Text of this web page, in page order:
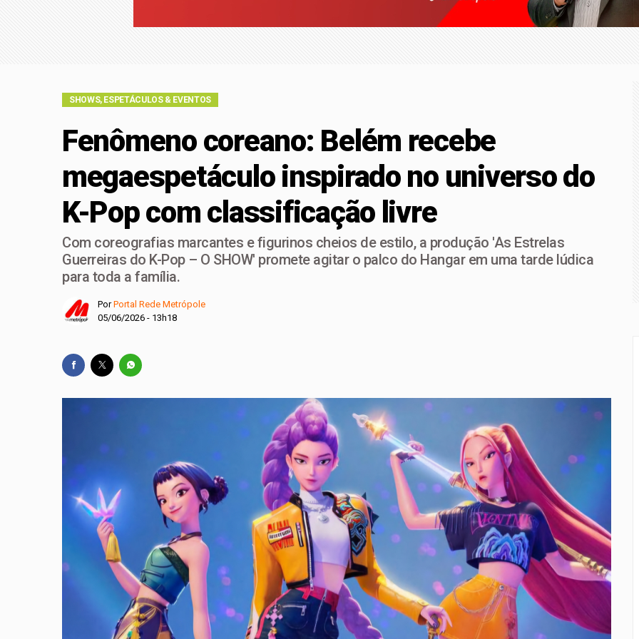
Engenho Belém transforma almoço de Dia dos Pais em lembrança para a vida
SHOWS, ESPETÁCULOS & EVENTOS
Fenômeno coreano: Belém recebe
megaespetáculo inspirado no universo do
K-Pop com classificação livre
Com coreografias marcantes e figurinos cheios de estilo, a produção 'As Estrelas
Guerreiras do K-Pop – O SHOW' promete agitar o palco do Hangar em uma tarde lúdica
para toda a família.
PorPortal Rede Metrópole
05/06/2026 - 13h18